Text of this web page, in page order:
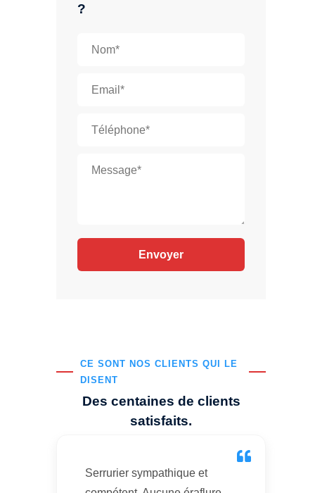
?
CE SONT NOS CLIENTS QUI LE
DISENT
Des centaines de clients
satisfaits.
Serrurier sympathique et